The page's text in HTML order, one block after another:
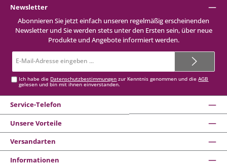
Newsletter
Abonnieren Sie jetzt einfach unseren regelmäßig erscheinenden
Newsletter und Sie werden stets unter den Ersten sein, über neue
Produkte und Angebote informiert werden.
Mail-
Ich habe die Datenschutzbestimmungen zur Kenntnis genommen und dieAGB
gelesen und bin mit ihnen einverstanden.
Service-Telefon
Unsere Vorteile
Versandarten
Informationen